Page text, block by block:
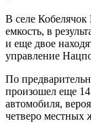
В селе Кобелячок
емкость, в
и еще двое
управление
По
произошел еще
автомобиля,
четверо местных